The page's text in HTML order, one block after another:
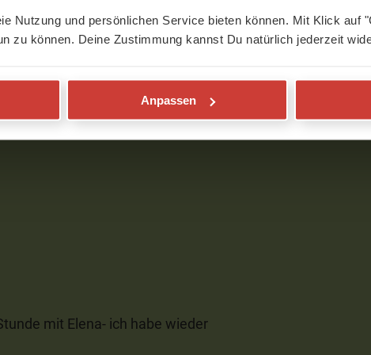
Nutzung und persönlichen Service bieten können. Mit Klick auf
zu können. Deine Zustimmung kannst Du natürlich jederzeit
Anpassen
unterschiedlichen Sequenzen.
im re. Handgelenk eine passende
Spass macht, ist, toll. Ich hatte keine
mit Elena- ich habe wieder